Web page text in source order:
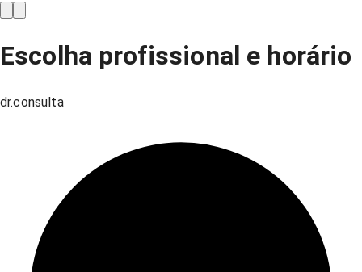
Escolha profissional e horário
dr.consulta